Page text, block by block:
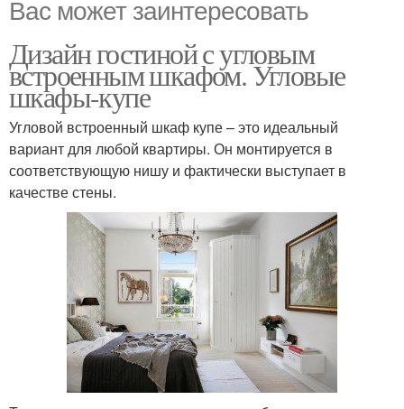
Вас может заинтересовать
Дизайн гостиной с угловым
встроенным шкафом. Угловые
шкафы-купе
Угловой встроенный шкаф купе – это идеальный
вариант для любой квартиры. Он монтируется в
соответствующую нишу и фактически выступает в
качестве стены.